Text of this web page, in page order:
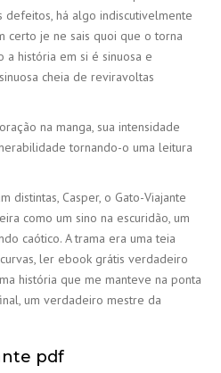
defeitos, há algo indiscutivelmente
certo je ne sais quoi que o torna
a história em si é sinuosa e
cheia de reviravoltas
na manga, sua intensidade
tornando-o uma leitura
distintas, Casper, o Gato-Viajante
como um sino na escuridão, um
caótico. A trama era uma teia
ler ebook grátis verdadeiro
história que me manteve na ponta
um verdadeiro mestre da
pdf